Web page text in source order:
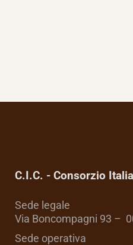
C.I.C. - Consorzio
Sede legale
Via Boncompagni 93 –
Sede operativa